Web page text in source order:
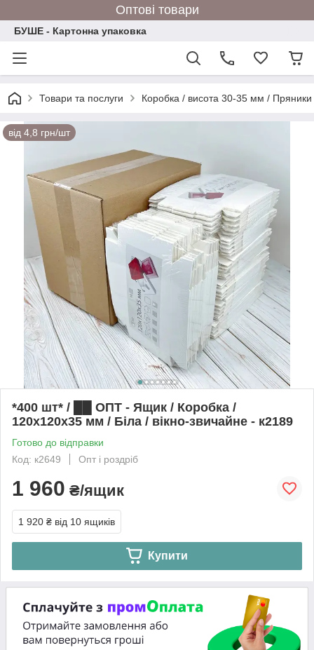
Оптові товари
БУШЕ - Картонна упаковка
Товари та послуги Коробка / висота 30-35 мм /
від 4,8 грн/шт
*400 шт* / ██ ОПТ - Ящик / Коробка /
120х120х35 мм / Біла / вікно-звичайне - к2189
Готово до відправки
Код: к2649
Опт і роздріб
1 960 ₴/ящик
1 920 ₴ від 10 ящиків
Купити